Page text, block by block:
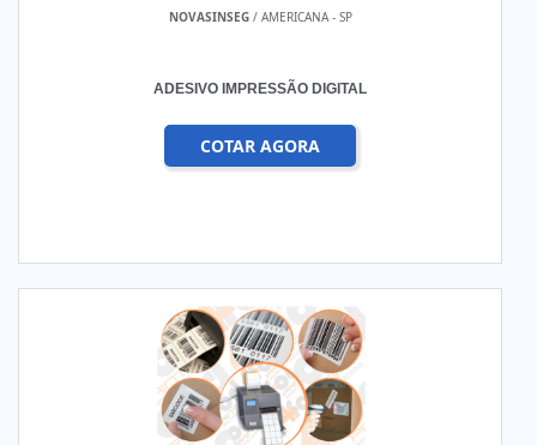
NOVASINSEG/ AMERICANA - SP
ADESIVO IMPRESSÃO DIGITAL
COTAR AGORA